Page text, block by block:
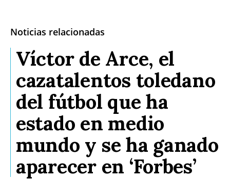
Noticias relacionadas
Víctor de Arce, el
cazatalentos toledano
del fútbol que ha
estado en medio
mundo y se ha ganado
aparecer en ‘Forbes’